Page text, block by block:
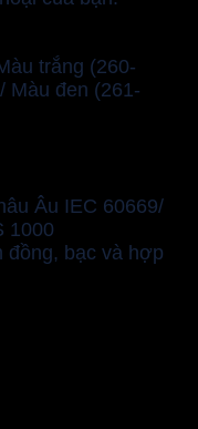
trắng (260-
Màu đen (261-
Âu IEC 60669/
1000
đồng, bạc và hợp